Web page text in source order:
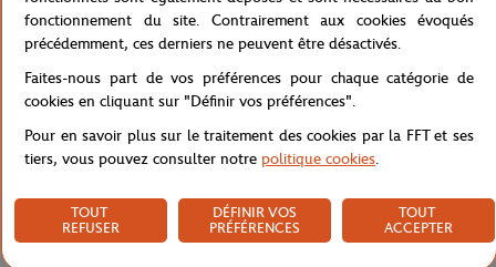
sceller cette identité avec une finition soignée et premium.
Pensé pour le confort du quotidien, il s'ouvre sur un espace
intérieur organisé, idéal pour ranger l'essentiel sans compromis.
Ses bretelles rembourrées et réglables garantissent un port
et exigence lifestyle — pour les fans qui savent que le style ne
s'arrête pas aux abords du court.
Référence :RBGU0826-MAR-TU
fonctionnement du site. Contrairement aux cookies évoqués
précédemment, ces derniers ne peuvent être désactivés.
Faites-nous part de vos préférences pour chaque catégorie de
cookies en cliquant sur "Définir vos préférences".
Pour en savoir plus sur le traitement des cookies par la FFT et ses
tiers, vous pouvez consulter notre politique cookies.
TOUT
REFUSER
DÉFINIR VOS
PRÉFÉRENCES
TOUT
ACCEPTER